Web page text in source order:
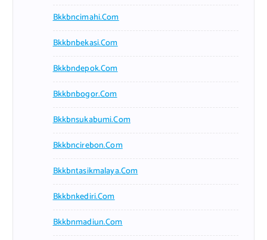
Bkkbncimahi.com
Bkkbnbekasi.com
Bkkbndepok.com
Bkkbnbogor.com
Bkkbnsukabumi.com
Bkkbncirebon.com
Bkkbntasikmalaya.com
Bkkbnkediri.com
Bkkbnmadiun.com